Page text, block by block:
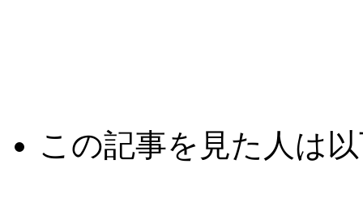
この記事を見た人は